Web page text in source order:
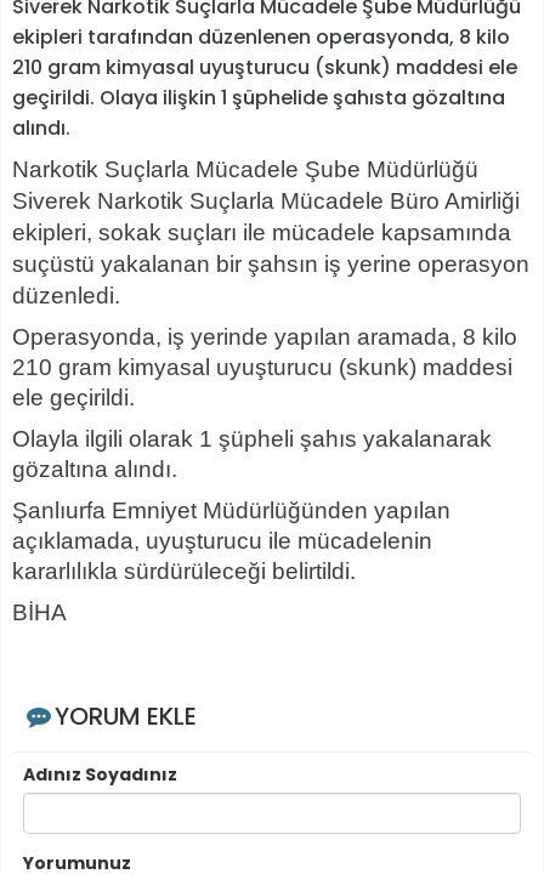
Siverek Narkotik Suçlarla Mücadele Şube Müdürlüğü
ekipleri tarafından düzenlenen operasyonda, 8 kilo
210 gram kimyasal uyuşturucu (skunk) maddesi ele
geçirildi. Olaya ilişkin 1 şüphelide şahısta gözaltına
alındı.
Narkotik Suçlarla Mücadele Şube Müdürlüğü
Siverek Narkotik Suçlarla Mücadele Büro Amirliği
ekipleri, sokak suçları ile mücadele kapsamında
suçüstü yakalanan bir şahsın iş yerine operasyon
düzenledi.
Operasyonda, iş yerinde yapılan aramada, 8 kilo
210 gram kimyasal uyuşturucu (skunk) maddesi
ele geçirildi.
Olayla ilgili olarak 1 şüpheli şahıs yakalanarak
gözaltına alındı.
Şanlıurfa Emniyet Müdürlüğünden yapılan
açıklamada, uyuşturucu ile mücadelenin
kararlılıkla sürdürüleceği belirtildi.
BİHA
YORUM EKLE
Adınız Soyadınız
Yorumunuz